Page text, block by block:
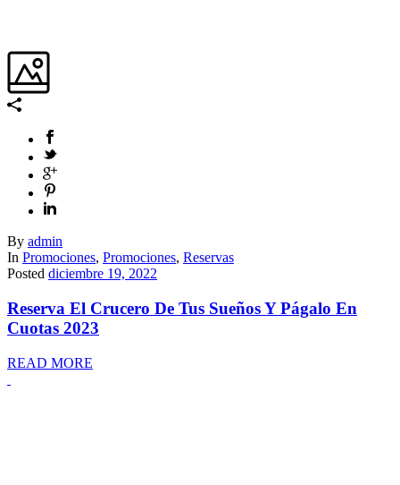
By admin
In Promociones, Promociones, Reservas
Posted diciembre 19, 2022
Reserva El Crucero De Tus Sueños Y Págalo En
Cuotas 2023
READ MORE